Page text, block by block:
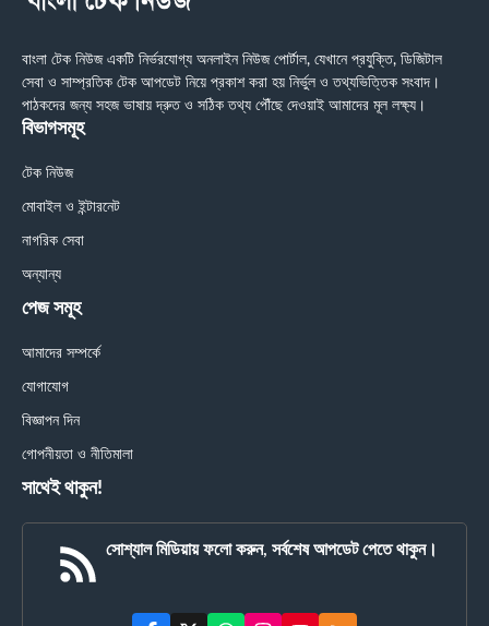
বাংলা টেক নিউজ একটি নির্ভরযোগ্য অনলাইন নিউজ পোর্টাল, যেখানে প্রযুক্তি, ডিজিটাল
সেবা ও সাম্প্রতিক টেক আপডেট নিয়ে প্রকাশ করা হয় নির্ভুল ও তথ্যভিত্তিক সংবাদ।
পাঠকদের জন্য সহজ ভাষায় দ্রুত ও সঠিক তথ্য পৌঁছে দেওয়াই আমাদের মূল লক্ষ্য।
বিভাগসমূহ
টেক নিউজ
মোবাইল ও ইন্টারনেট
নাগরিক সেবা
অন্যান্য
পেজ সমূহ
আমাদের সম্পর্কে
যোগাযোগ
বিজ্ঞাপন দিন
গোপনীয়তা ও নীতিমালা
সাথেই থাকুন!
সোশ্যাল মিডিয়ায় ফলো করুন, সর্বশেষ আপডেট পেতে থাকুন।